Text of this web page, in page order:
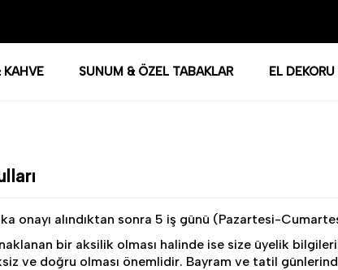
KAHVE SUNUM & ÖZEL TABAKLAR EL DEKORU
onayı alındıktan sonra 5 iş günü (Pazartesi-
bir aksilik olması halinde ise size üyelik
ve doğru olması önemlidir. Bayram ve tatil